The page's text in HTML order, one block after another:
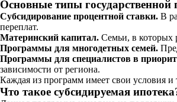
Основные типы государственной
Субсидирование процентной ставки. В
переплат.
Материнский капитал. Семьи, в которых
Программы для многодетных семей.
Программы для специалистов в
зависимости от региона.
Каждая из программ имеет свои условия
Что такое субсидируемая